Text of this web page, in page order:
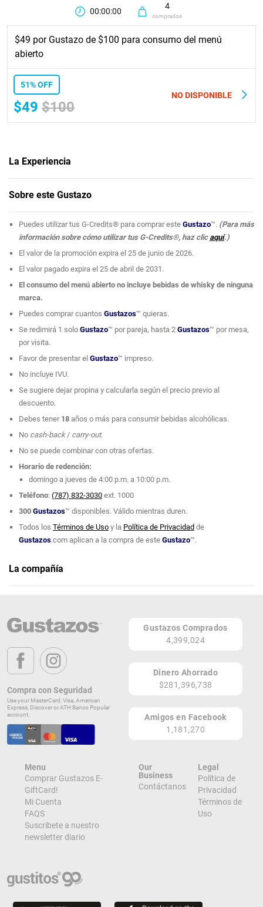
00:00:00
4
comprados
$49 por Gustazo de $100 para consumo del menú
abierto
51% OFF
$49 $100
NO DISPONIBLE
La Experiencia
El Mayagüez Resort & Casino
en la región.
Diseñado para quienes valoran los matices, el origen y la historia detrás
de cada copa, Flights presenta una experiencia de cata distintiva a través
de sus reconocidos “Flights”: selecciones de tres vinos agrupados por un
texturas, convirtiendo cada visita en un recorrido sensorial tan educativo
como placentero.
La experiencia se extiende al mundo del whisky, con degustaciones
de producción limitada. Todo se sirve en cristalería selecta y a
temperaturas óptimas, acompañado por un equipo experto que guía a los
comensales en cada descubrimiento.
Un espacio pensado para explorar, aprender y disfrutar cada sorbo con
Sobre este Gustazo
Puedes utilizar tus G-Credits® para comprar este Gustazo™. (Para más
información sobre cómo utilizar tus G-Credits®, haz clic aquí.)
El valor de la promoción expira el 25 de junio de 2026.
El valor pagado expira el 25 de abril de 2031.
El consumo del menú abierto no incluye bebidas de whisky de ninguna
marca.
Puedes comprar cuantos Gustazos™ quieras.
Se redimirá 1 solo Gustazo™ por pareja, hasta 2 Gustazos™ por mesa,
por visita.
Favor de presentar el Gustazo™ impreso.
No incluye IVU.
Se sugiere dejar propina y calcularla según el precio previo al
descuento.
Debes tener 18años o más para consumir bebidas alcohólicas.
No cash-back / carry-out.
No se puede combinar con otras ofertas.
Horario de redención:
domingo a jueves de 4:00 p.m. a 10:00 p.m.
Teléfono: (787) 832-3030 ext. 1000
300 Gustazos™ disponibles. Válido mientras duren.
Todos los Términos de Usoy la Política de Privacidadde
Gustazos.com aplican a la compra de este Gustazo™.
La compañía
Mayaguez Resort & Casino
Lugares de Redención
¡Ver todos en el Mapa!
570 PR 104 Km 0.3
Mayagüez 00682
PR
Compra con Seguridad
Use your MasterCard, Visa, American
Express, Discover or ATH Banco Popular
account.
Gustazos Comprados
4,399,024
Dinero Ahorrado
$281,396,738
Amigos en Facebook
1,181,270
Menu
Comprar Gustazos E-
GiftCard!
Mi Cuenta
FAQS
Suscribete a nuestro
newsletter diario
Our
Business
Contáctanos
Legal
Política de
Privacidad
Términos de
Uso